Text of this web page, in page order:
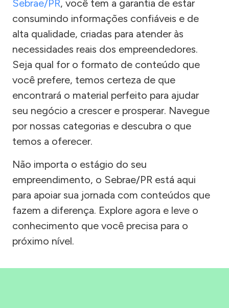
Sebrae/PR, você tem a garantia de estar
consumindo informações confiáveis e de
alta qualidade, criadas para atender às
necessidades reais dos empreendedores.
Seja qual for o formato de conteúdo que
você prefere, temos certeza de que
encontrará o material perfeito para ajudar
seu negócio a crescer e prosperar. Navegue
por nossas categorias e descubra o que
temos a oferecer.
Não importa o estágio do seu
empreendimento, o Sebrae/PR está aqui
para apoiar sua jornada com conteúdos que
fazem a diferença. Explore agora e leve o
conhecimento que você precisa para o
próximo nível.